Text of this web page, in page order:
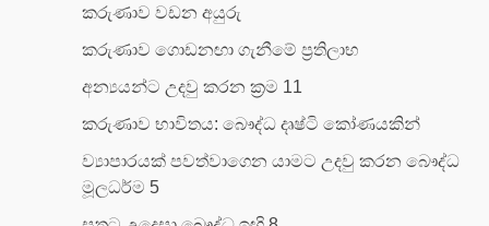
කරුණාව වඩන අයුරු
කරුණාව ගොඩනඟා ගැනීමේ ප්‍රතිලාභ
අන්‍යයන්ට උදවු කරන ක්‍රම 11
කරුණාව භාවිතය: බෞද්ධ දෘෂ්ටි කෝණයකින්
ව්‍යාපාරයක් පවත්වාගෙන යාමට උදවු කරන බෞද්ධ
මූලධර්ම 5